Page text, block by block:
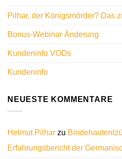
Pilhar, der Königsmörder? Das
Bonus-Webinar Änderung
Kundeninfo VODs
Kundeninfo
NEUESTE KOMMENTARE
Helmut Pilhar zu
Erfahrungsbericht der